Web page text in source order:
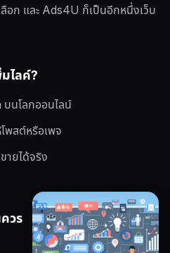
อก และ Ads4U ก็เป็นอีกหนึ่งเว็บ
ไลค์?
นโลกออนไลน์
พสต์หรือเพจ
ายได้จริง
วร